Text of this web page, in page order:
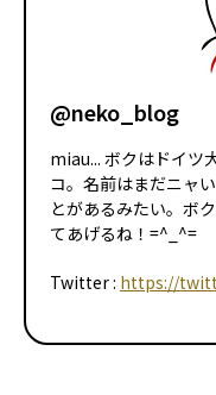
@neko_blog
miau... ボクはドイツ
コ。名前はまだニャ
とがあるみたい。ボ
てあげるね！=^_^=
Twitter : https://